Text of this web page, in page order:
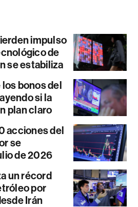
impulso
de
se estabiliza
bonos del
si la
plan claro
acciones del
se
de 2026
un récord
por
Irán